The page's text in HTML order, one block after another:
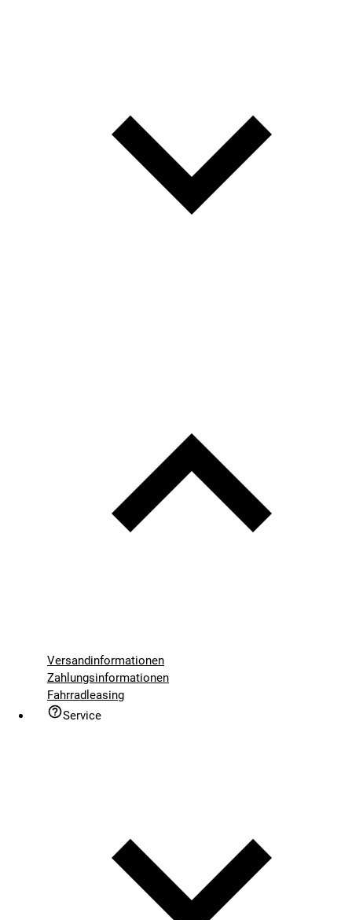
Versandinformationen
Zahlungsinformationen
Fahrradleasing
Service